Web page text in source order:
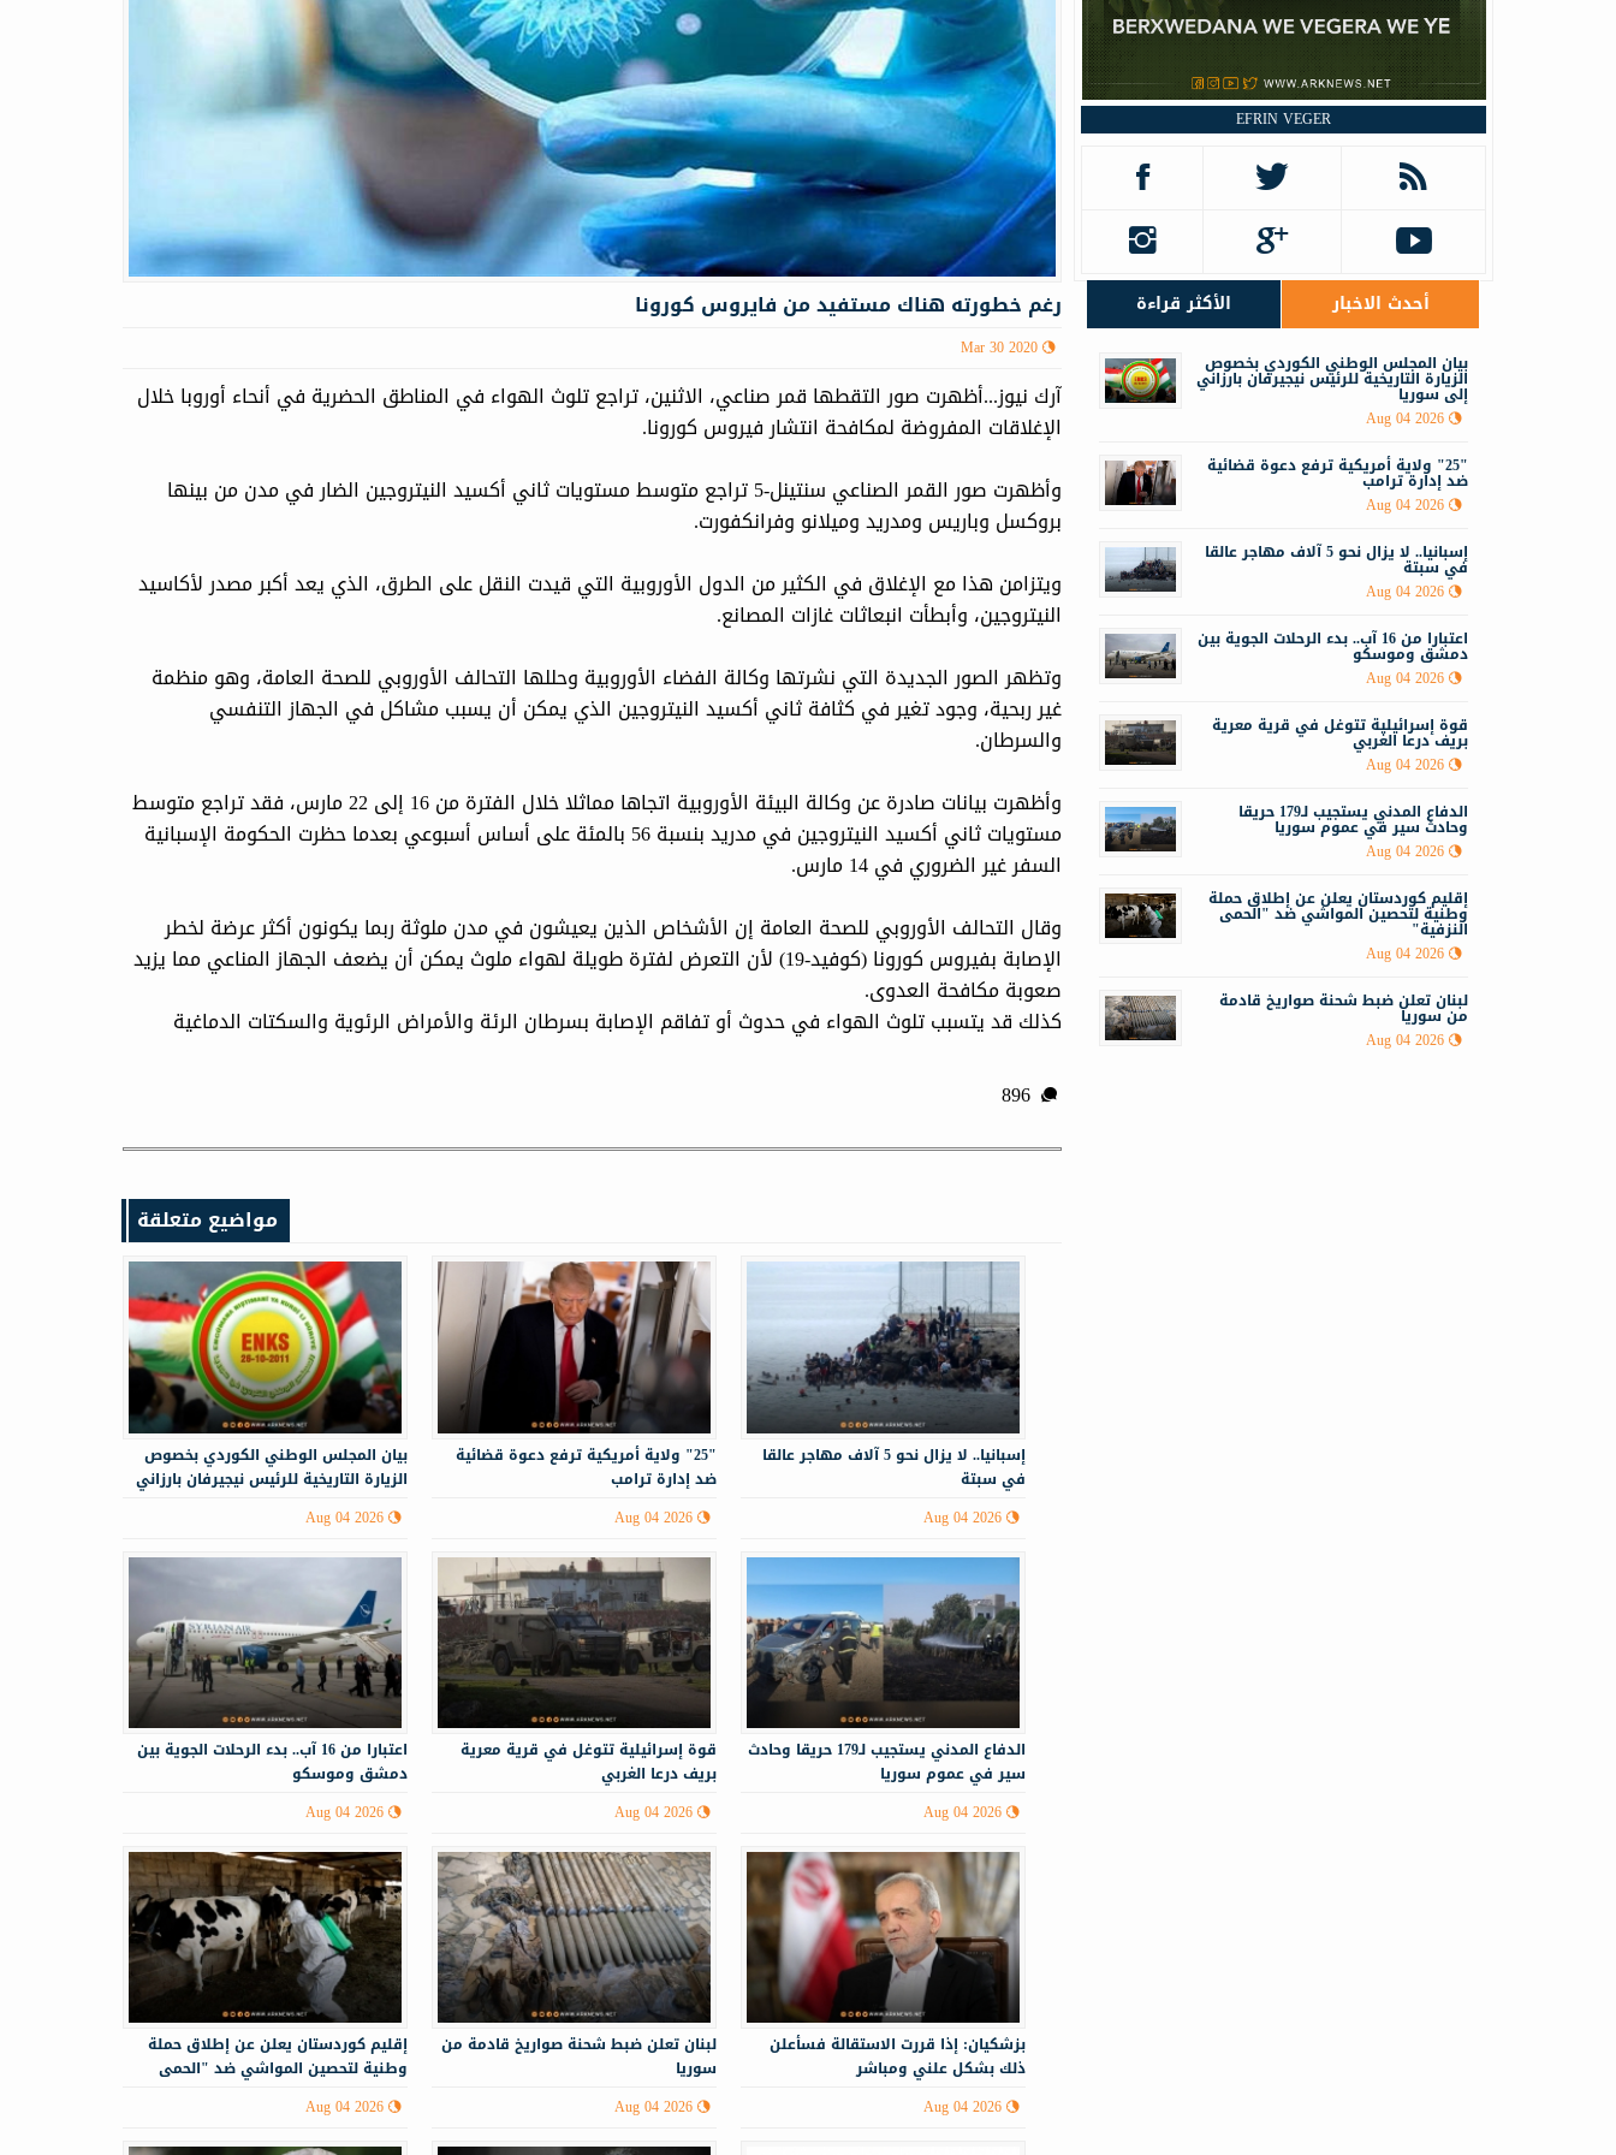
رغم خطورته هناك مستفید من فایروس كورونا
Mar 30 2020
آرك نيوز...أظهرت صور التقطها قمر صناعي، الاثنين، تراجع تلوث الهواء في المناطق الحضرية في أنحاء أوروبا خلال
الإغلاقات المفروضة لمكافحة انتشار فيروس كورونا.
وأظهرت صور القمر الصناعي سنتينل-5 تراجع متوسط مستويات ثاني أكسيد النيتروجين الضار في مدن من بينها
بروكسل وباريس ومدريد وميلانو وفرانكفورت.
ويتزامن هذا مع الإغلاق في الكثير من الدول الأوروبية التي قيدت النقل على الطرق، الذي يعد أكبر مصدر لأكاسيد
النيتروجين، وأبطأت انبعاثات غازات المصانع.
وتظهر الصور الجديدة التي نشرتها وكالة الفضاء الأوروبية وحللها التحالف الأوروبي للصحة العامة، وهو منظمة
غير ربحية، وجود تغير في كثافة ثاني أكسيد النيتروجين الذي يمكن أن يسبب مشاكل في الجهاز التنفسي
والسرطان.
وأظهرت بيانات صادرة عن وكالة البيئة الأوروبية اتجاها مماثلا خلال الفترة من 16 إلى 22 مارس، فقد تراجع متوسط
مستويات ثاني أكسيد النيتروجين في مدريد بنسبة 56 بالمئة على أساس أسبوعي بعدما حظرت الحكومة الإسبانية
السفر غير الضروري في 14 مارس.
وقال التحالف الأوروبي للصحة العامة إن الأشخاص الذين يعيشون في مدن ملوثة ربما يكونون أكثر عرضة لخطر
الإصابة بفيروس كورونا (كوفيد-19) لأن التعرض لفترة طويلة لهواء ملوث يمكن أن يضعف الجهاز المناعي مما يزيد
صعوبة مكافحة العدوى.
كذلك قد يتسبب تلوث الهواء في حدوث أو تفاقم الإصابة بسرطان الرئة والأمراض الرئوية والسكتات الدماغية
896
مواضيع متعلقة
‏‏بيان المجلس الوطني الكوردي بخصوص
الزيارة التاريخية للرئيس نيجيرفان بارزاني
Aug 04 2026
"25" ولاية أمريكية ترفع دعوة قضائية
ضد إدارة ترامب
Aug 04 2026
إسبانيا.. لا يزال نحو 5 آلاف مهاجر عالقا
في سبتة
Aug 04 2026
اعتبارا من 16 آب.. بدء الرحلات الجوية بين
دمشق وموسكو
Aug 04 2026
قوة إسرائيلية تتوغل في قرية معرية
بريف درعا الغربي
Aug 04 2026
الدفاع المدني يستجيب لـ179 حريقا وحادث
سير في عموم سوريا
Aug 04 2026
إقليم كوردستان يعلن عن إطلاق حملة
وطنية لتحصين المواشي ضد "الحمى
Aug 04 2026
لبنان تعلن ضبط شحنة صواريخ قادمة من
سوريا
Aug 04 2026
بزشكيان: إذا قررت الاستقالة فسأعلن
ذلك بشكل علني ومباشر
Aug 04 2026
EFRIN VEGER
أحدث الاخبار الأكثر قراءة
‏‏بيان المجلس الوطني الكوردي بخصوص
الزيارة التاريخية للرئيس نيجيرفان بارزاني
إلى سوريا
Aug 04 2026
"25" ولاية أمريكية ترفع دعوة قضائية
ضد إدارة ترامب
Aug 04 2026
إسبانيا.. لا يزال نحو 5 آلاف مهاجر عالقا
في سبتة
Aug 04 2026
اعتبارا من 16 آب.. بدء الرحلات الجوية بين
دمشق وموسكو
Aug 04 2026
قوة إسرائيلية تتوغل في قرية معرية
بريف درعا الغربي
Aug 04 2026
الدفاع المدني يستجيب لـ179 حريقا
وحادث سير في عموم سوريا
Aug 04 2026
إقليم كوردستان يعلن عن إطلاق حملة
وطنية لتحصين المواشي ضد "الحمى
النزفية"
Aug 04 2026
لبنان تعلن ضبط شحنة صواريخ قادمة
من سوريا
Aug 04 2026